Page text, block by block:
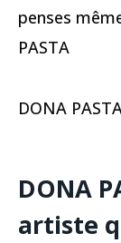
penses
PASTA
DONA
DONA
artiste